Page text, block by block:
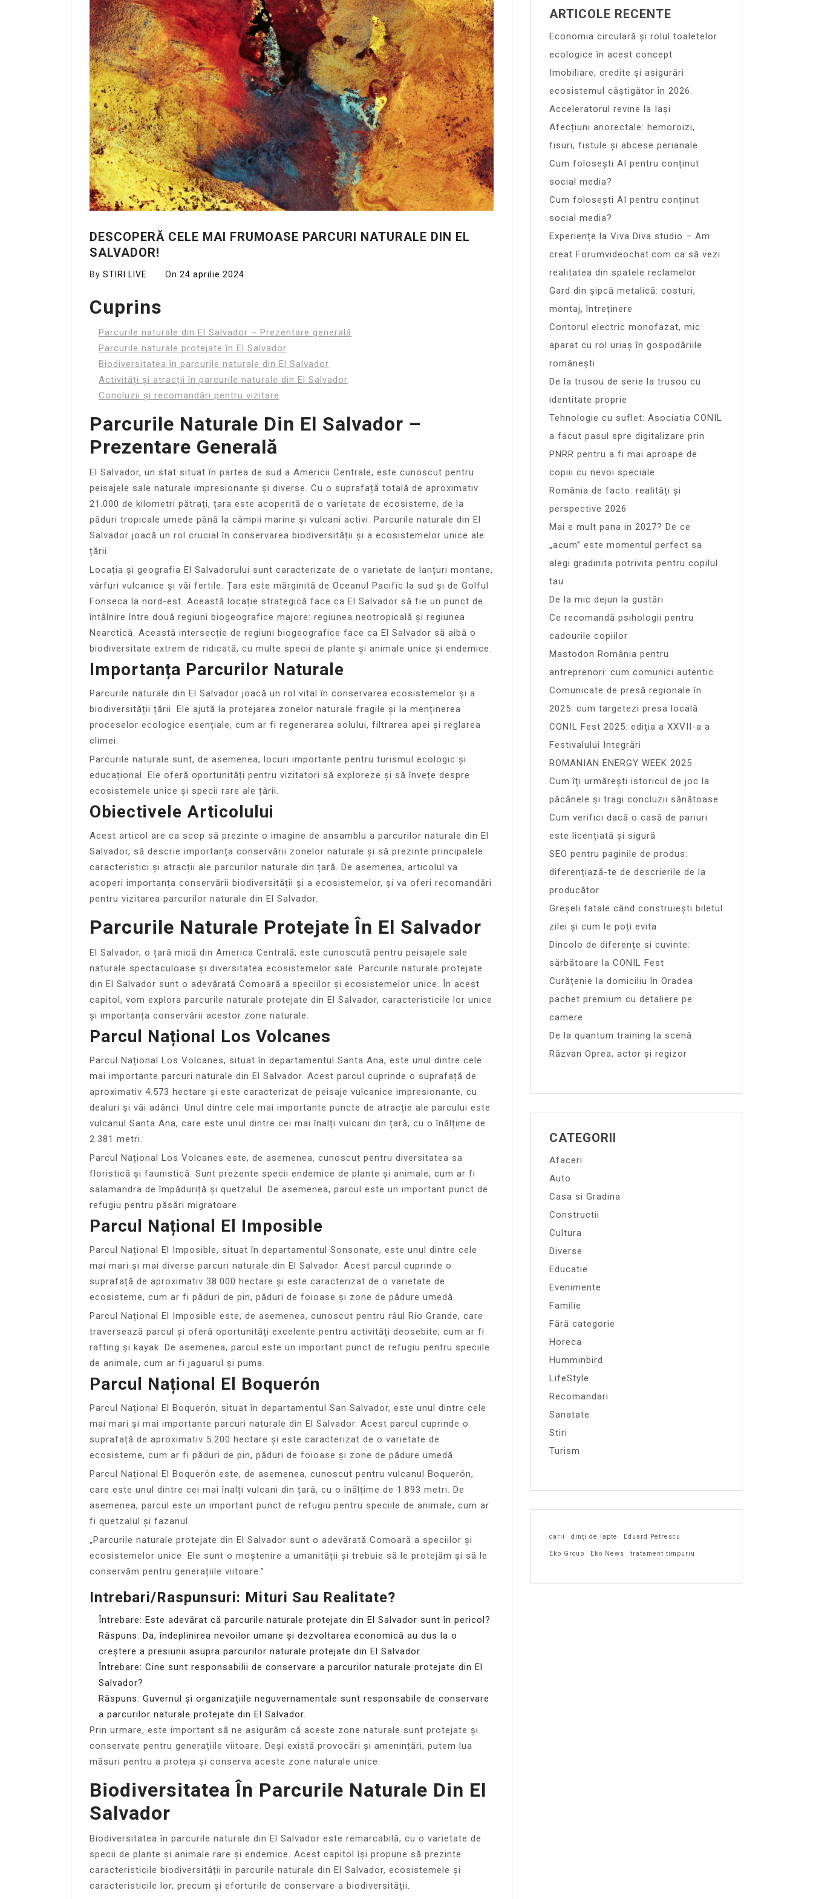
DESCOPERĂ CELE MAI FRUMOASE PARCURI NATURALE DIN EL
SALVADOR!
By STIRI LIVE On 24 aprilie 2024
Cuprins
Parcurile naturale din El Salvador – Prezentare generală
Parcurile naturale protejate în El Salvador
Biodiversitatea în parcurile naturale din El Salvador
Activități și atracții în parcurile naturale din El Salvador
Concluzii și recomandări pentru vizitare
Parcurile Naturale Din El Salvador –
Prezentare Generală
El Salvador, un stat situat în partea de sud a Americii Centrale, este cunoscut pentru
peisajele sale naturale impresionante și diverse. Cu o suprafață totală de aproximativ
21.000 de kilometri pătrați, țara este acoperită de o varietate de ecosisteme, de la
păduri tropicale umede până la câmpii marine și vulcani activi. Parcurile naturale din El
Salvador joacă un rol crucial în conservarea biodiversității și a ecosistemelor unice ale
țării.
Locația și geografia El Salvadorului sunt caracterizate de o varietate de lanțuri montane,
vârfuri vulcanice și văi fertile. Țara este mărginită de Oceanul Pacific la sud și de Golful
Fonseca la nord-est. Această locație strategică face ca El Salvador să fie un punct de
întâlnire între două regiuni biogeografice majore: regiunea neotropicală și regiunea
Nearctică. Această intersecție de regiuni biogeografice face ca El Salvador să aibă o
biodiversitate extrem de ridicată, cu multe specii de plante și animale unice și endemice.
Importanța Parcurilor Naturale
Parcurile naturale din El Salvador joacă un rol vital în conservarea ecosistemelor și a
biodiversității țării. Ele ajută la protejarea zonelor naturale fragile și la menținerea
proceselor ecologice esențiale, cum ar fi regenerarea solului, filtrarea apei și reglarea
climei.
Parcurile naturale sunt, de asemenea, locuri importante pentru turismul ecologic și
educațional. Ele oferă oportunități pentru vizitatori să exploreze și să învețe despre
ecosistemele unice și specii rare ale țării.
Obiectivele Articolului
Acest articol are ca scop să prezinte o imagine de ansamblu a parcurilor naturale din El
Salvador, să descrie importanța conservării zonelor naturale și să prezinte principalele
caracteristici și atracții ale parcurilor naturale din țară. De asemenea, articolul va
acoperi importanța conservării biodiversității și a ecosistemelor, și va oferi recomandări
pentru vizitarea parcurilor naturale din El Salvador.
Parcurile Naturale Protejate În El Salvador
El Salvador, o țară mică din America Centrală, este cunoscută pentru peisajele sale
naturale spectaculoase și diversitatea ecosistemelor sale. Parcurile naturale protejate
din El Salvador sunt o adevărată Comoară a speciilor și ecosistemelor unice. În acest
capitol, vom explora parcurile naturale protejate din El Salvador, caracteristicile lor unice
și importanța conservării acestor zone naturale.
Parcul Național Los Volcanes
Parcul Național Los Volcanes, situat în departamentul Santa Ana, este unul dintre cele
mai importante parcuri naturale din El Salvador. Acest parcul cuprinde o suprafață de
aproximativ 4.573 hectare și este caracterizat de peisaje vulcanice impresionante, cu
dealuri și văi adânci. Unul dintre cele mai importante puncte de atracție ale parcului este
vulcanul Santa Ana, care este unul dintre cei mai înalți vulcani din țară, cu o înălțime de
2.381 metri.
Parcul Național Los Volcanes este, de asemenea, cunoscut pentru diversitatea sa
floristică și faunistică. Sunt prezente specii endemice de plante și animale, cum ar fi
salamandra de împăduriță și quetzalul. De asemenea, parcul este un important punct de
refugiu pentru păsări migratoare.
Parcul Național El Imposible
Parcul Național El Imposible, situat în departamentul Sonsonate, este unul dintre cele
mai mari și mai diverse parcuri naturale din El Salvador. Acest parcul cuprinde o
suprafață de aproximativ 38.000 hectare și este caracterizat de o varietate de
ecosisteme, cum ar fi păduri de pin, păduri de foioase și zone de pădure umedă.
Parcul Național El Imposible este, de asemenea, cunoscut pentru râul Río Grande, care
traversează parcul și oferă oportunități excelente pentru activități deosebite, cum ar fi
rafting și kayak. De asemenea, parcul este un important punct de refugiu pentru speciile
de animale, cum ar fi jaguarul și puma.
Parcul Național El Boquerón
Parcul Național El Boquerón, situat în departamentul San Salvador, este unul dintre cele
mai mari și mai importante parcuri naturale din El Salvador. Acest parcul cuprinde o
suprafață de aproximativ 5.200 hectare și este caracterizat de o varietate de
ecosisteme, cum ar fi păduri de pin, păduri de foioase și zone de pădure umedă.
Parcul Național El Boquerón este, de asemenea, cunoscut pentru vulcanul Boquerón,
care este unul dintre cei mai înalți vulcani din țară, cu o înălțime de 1.893 metri. De
asemenea, parcul este un important punct de refugiu pentru speciile de animale, cum ar
fi quetzalul și fazanul.
„Parcurile naturale protejate din El Salvador sunt o adevărată Comoară a speciilor și
ecosistemelor unice. Ele sunt o moștenire a umanității și trebuie să le protejăm și să le
conservăm pentru generațiile viitoare.”
Intrebari/Raspunsuri: Mituri Sau Realitate?
Întrebare: Este adevărat că parcurile naturale protejate din El Salvador sunt în pericol?
Răspuns: Da, îndeplinirea nevoilor umane și dezvoltarea economică au dus la o
creștere a presiunii asupra parcurilor naturale protejate din El Salvador.
Întrebare: Cine sunt responsabilii de conservare a parcurilor naturale protejate din El
Salvador?
Răspuns: Guvernul și organizațiile neguvernamentale sunt responsabile de conservare
a parcurilor naturale protejate din El Salvador.
Prin urmare, este important să ne asigurăm că aceste zone naturale sunt protejate și
conservate pentru generațiile viitoare. Deși există provocări și amenințări, putem lua
măsuri pentru a proteja și conserva aceste zone naturale unice.
Biodiversitatea În Parcurile Naturale Din El
Salvador
Biodiversitatea în parcurile naturale din El Salvador este remarcabilă, cu o varietate de
specii de plante și animale rare și endemice. Acest capitol își propune să prezinte
caracteristicile biodiversității în parcurile naturale din El Salvador, ecosistemele și
caracteristicile lor, precum și eforturile de conservare a biodiversității.
ARTICOLE RECENTE
Economia circulară și rolul toaletelor
ecologice în acest concept
Imobiliare, credite și asigurări:
ecosistemul câștigător în 2026.
Acceleratorul revine la Iași
Afecțiuni anorectale: hemoroizi,
fisuri, fistule și abcese perianale
Cum folosești AI pentru conținut
social media?
Cum folosești AI pentru conținut
social media?
Experiențe la Viva Diva studio – Am
creat Forumvideochat.com ca să vezi
realitatea din spatele reclamelor
Gard din șipcă metalică: costuri,
montaj, întreținere
Contorul electric monofazat, mic
aparat cu rol uriaș în gospodăriile
românești
De la trusou de serie la trusou cu
identitate proprie
Tehnologie cu suflet: Asociatia CONIL
a facut pasul spre digitalizare prin
PNRR pentru a fi mai aproape de
copiii cu nevoi speciale
România de facto: realități și
perspective 2026
Mai e mult pana in 2027? De ce
„acum” este momentul perfect sa
alegi gradinita potrivita pentru copilul
tau
De la mic dejun la gustări
Ce recomandă psihologii pentru
cadourile copiilor
Mastodon România pentru
antreprenori: cum comunici autentic
Comunicate de presă regionale în
2025: cum targetezi presa locală
CONIL Fest 2025: ediția a XXVII-a a
Festivalului Integrări
ROMANIAN ENERGY WEEK 2025
Cum îți urmărești istoricul de joc la
păcănele și tragi concluzii sănătoase
Cum verifici dacă o casă de pariuri
este licențiată și sigură
SEO pentru paginile de produs:
diferențiază-te de descrierile de la
producător
Greșeli fatale când construiești biletul
zilei și cum le poți evita
Dincolo de diferențe si cuvinte:
sărbătoare la CONIL Fest
Curățenie la domiciliu în Oradea
pachet premium cu detaliere pe
camere
De la quantum training la scenă:
Răzvan Oprea, actor și regizor
CATEGORII
Afaceri
Auto
Casa si Gradina
Constructii
Cultura
Diverse
Educatie
Evenimente
Familie
Fără categorie
Horeca
Humminbird
LifeStyle
Recomandari
Sanatate
Stiri
Turism
carii dinți de lapte Eduard Petrescu
Eko Group Eko News tratament timpuriu